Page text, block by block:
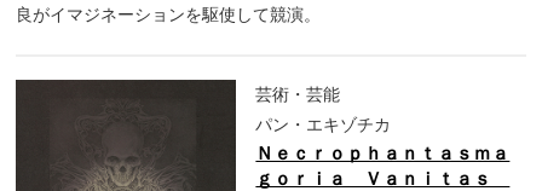
良がイマジネーションを駆使して競演。
芸術・芸能
パン・エキゾチカ
Ｎｅｃｒｏｐｈａｎｔａｓｍａ
ｇｏｒｉａ Ｖａｎｉｔａｓ